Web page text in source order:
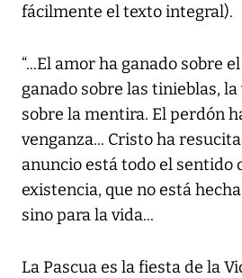
fácilmente el texto integral).
“...El amor ha ganado sobre
ganado sobre las tinieblas,
sobre la mentira. El perdón
venganza... Cristo ha
anuncio está todo el sentido
existencia, que no está
sino para la vida...
La Pascua es la fiesta de la